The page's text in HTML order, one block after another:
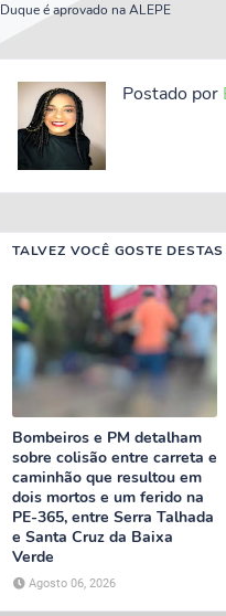
Duque é aprovado na ALEPE
Postado por
TALVEZ VOCÊ GOSTE
Bombeiros e PM detalham
sobre colisão entre carreta e
caminhão que resultou em
dois mortos e um ferido na
PE-365, entre Serra Talhada
e Santa Cruz da Baixa
Verde
Agosto 06, 2026